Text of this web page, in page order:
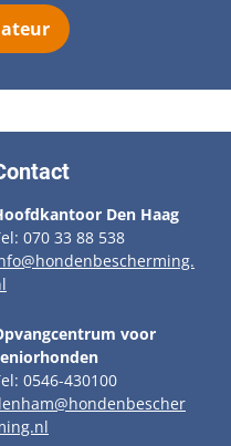
Den Haag
070 33 88 538
voor
0546-430100